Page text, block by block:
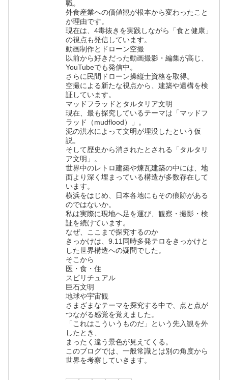
職。
外食産業への価値観が根本から変わったこと
が理由です。
現在は、4毒抜きを実践しながら「食と健康」
の視点も発信しています。
動画制作とドローン空撮
以前から好きだった動画撮影・編集が高じ、
YouTubeでも発信中。
さらに民間ドローン操縦士資格を取得。
空撮による新たな視点から、建築や遺構を検
証しています。
マッドフラッドとタルタリア文明
現在、最も探究しているテーマは「マッドフ
ラッド（mudflood）」。
泥の洪水によって文明が埋没したという仮
説。
そして歴史から消されたとされる「タルタリ
ア文明」。
世界中のレトロ建築や煉瓦建築の中には、地
面より深く埋まっている構造が多数存在して
います。
横浜をはじめ、日本各地にもその痕跡がある
のではないか。
私は実際に現地へ足を運び、観察・撮影・検
証を続けています。
なぜ、ここまで探究するのか
きっかけは、9.11同時多発テロをきっかけと
した世界構造への疑問でした。
そこから
医・食・住
スピリチュアル
巨石文明
地球や宇宙観
さまざまなテーマを探究する中で、点と点が
つながる感覚を覚えました。
「これはこういうものだ」という先入観を外
したとき、
まったく違う景色が見えてくる。
このブログでは、一般常識とは別の角度から
世界を考察していきます。